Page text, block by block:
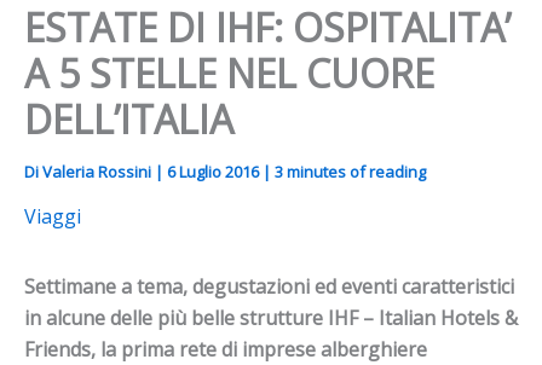
ESTATE DI IHF: OSPITALITA’
A 5 STELLE NEL CUORE
DELL’ITALIA
DiValeria Rossini | 6 Luglio 2016 | 3 minutes of reading
Viaggi
Settimane a tema, degustazioni ed eventi caratteristici
in alcune delle più belle strutture IHF – Italian Hotels &
Friends, la prima rete di imprese alberghiere